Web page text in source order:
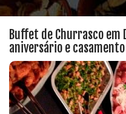
Buffet de Churrasco
aniversário e casamento